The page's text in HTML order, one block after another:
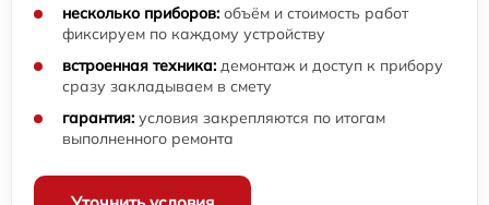
несколько приборов: объём и стоимость работ
фиксируем по каждому устройству
встроенная техника: демонтаж и доступ к прибору
сразу закладываем в смету
гарантия: условия закрепляются по итогам
выполненного ремонта